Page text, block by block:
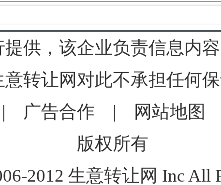
供，该企业负责信息内
意转让网对此不承担任何
广告合作 | 网站地图
版权所有
2012 生意转让网 Inc All